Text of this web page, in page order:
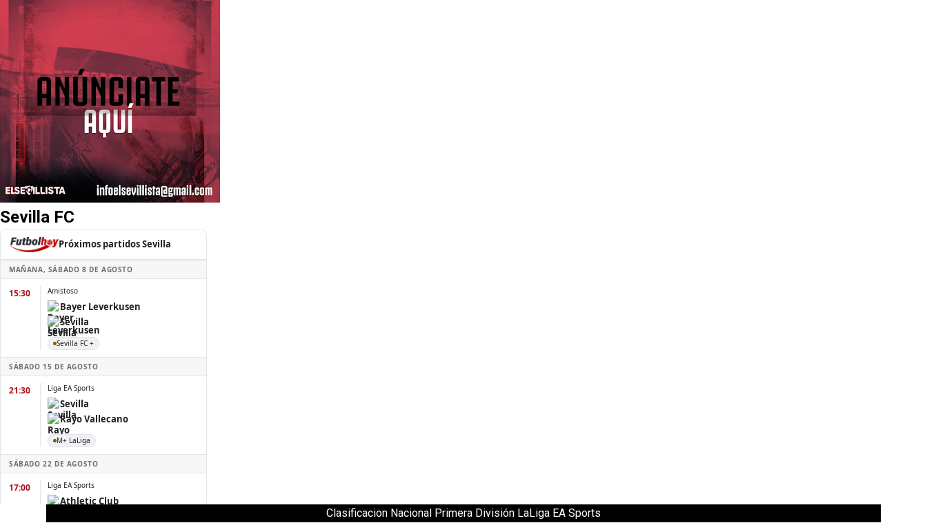
Sevilla FC
Clasificacion Nacional Primera División LaLiga EA Sports